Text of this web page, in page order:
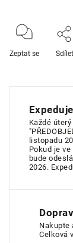
Zeptat se Sdílet
Každé
listopadu
Pokud je ve
bude
2026.
Nakupte
Celková